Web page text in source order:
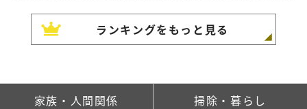
ランキングをもっと見る
家族・人間関係 掃除・暮らし